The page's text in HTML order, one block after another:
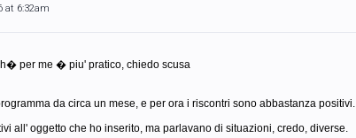
at 6:32am
per me � piu' pratico, chiedo scusa
da circa un mese, e per ora i riscontri sono abbastanza positivi.
all' oggetto che ho inserito, ma parlavano di situazioni, credo, diverse.